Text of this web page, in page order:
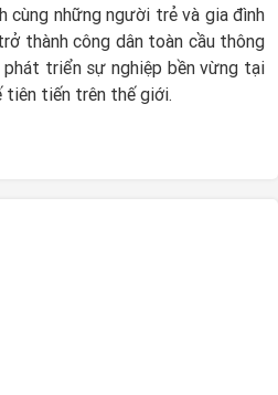
cùng những người trẻ và gia đình
thành công dân toàn cầu thông
triển sự nghiệp bền vừng tại
tiên tiến trên thế giới.